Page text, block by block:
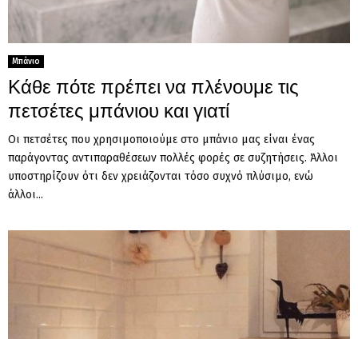
Μπάνιο
Κάθε πότε πρέπει να πλένουμε τις
πετσέτες μπάνιου και γιατί
Οι πετσέτες που χρησιμοποιούμε στο μπάνιο μας είναι ένας
παράγοντας αντιπαραθέσεων πολλές φορές σε συζητήσεις. Άλλοι
υποστηρίζουν ότι δεν χρειάζονται τόσο συχνό πλύσιμο, ενώ
άλλοι...